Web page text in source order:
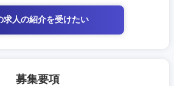
求人の紹介を受けたい
募集要項